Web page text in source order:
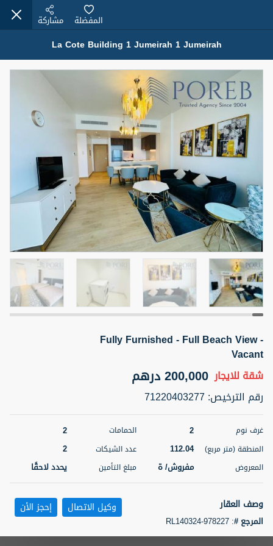
عقارات للإيجار (13749)
Modern Renovated Unit Near Marina Metro Station
شقةللإيجار 95,000 درهم
سرير
1
حمام
1
المنطقة (متر
مربع)
70.03
المعروض
غير مفروش /ة
الشيكات
1
اسم الوسيط
NILOOFAR ABBAS VAKIL
رقم الوسيط
أتصل الأن
5 أشهر +
ELBRUS TOWER UNIT 2701 ON RENT
شقةللإيجار
سرير
1
71.39
مفروش/ ة 2
اسم الوسيط
ABDEMANAF EQBALBHAI KHANBHAI
KHANBHAI EQBALBHAI SIRAJUDDIN
أتصل
الأن
5 أشهر +
La Cote Building 1 Jumeirah 1 Jumeirah
المفضلة مشاركة
Fully Furnished - Full Beach View -
Vacant
شقة للايجار 200,000 درهم
رقم الترخيص:
71220403277
غرف نوم 2 الحمامات 2
المنطقة (متر مربع) 112.04 عدد الشيكات 2
المعروض مفروش/ ة مبلغ التأمين يحدد لاحقًا
وصف العقار
المرجع #:
RL140324-978227
وكيل الاتصال إحجز الأن تصفية المفضلة خريطة